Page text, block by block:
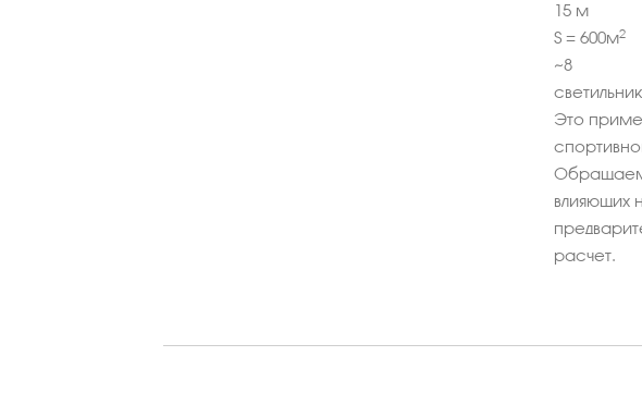
15м
S = 600м2
~8
Это
Обращаем
влияющих
расчет.